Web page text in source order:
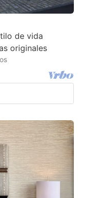
de vida
originales